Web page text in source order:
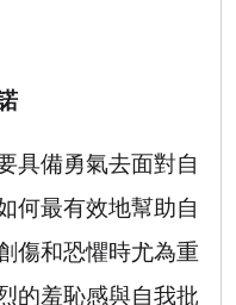
具備勇氣去面對自
何最有效地幫助自
傷和恐懼時尤為重
的羞恥感與自我批